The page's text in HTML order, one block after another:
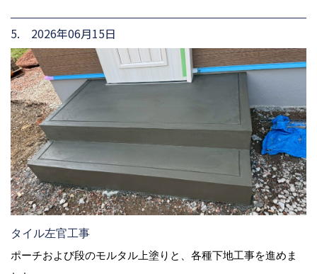
5. 2026年06月15日
タイル左官工事
ポーチおよび段のモルタル上塗りと、各種下地工事を進めま